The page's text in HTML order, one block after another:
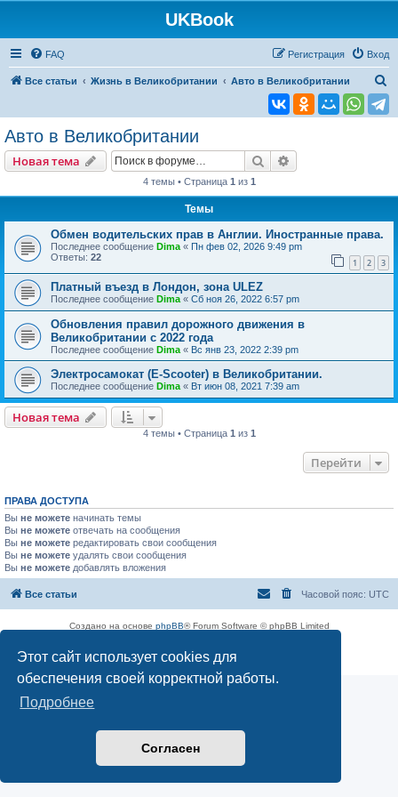
Этот сайт использует cookies для
обеспечения своей корректной работы.
Подробнее
Согласен
UKBook
FAQ Вход
Регистрация
Все статьи Жизнь в Великобритании Авто в Великобритании
Авто в Великобритании
Новая тема Поиск
4 темы • Страница 1 из 1
Темы
Обмен водительских прав в Англии. Иностранные права.
Последнее сообщение Dima « Пн фев 02, 2026 9:49 pm
Ответы: 22 1 2 3
Платный въезд в Лондон, зона ULEZ
Последнее сообщение Dima « Сб ноя 26, 2022 6:57 pm
Обновления правил дорожного движения в
Великобритании с 2022 года
Последнее сообщение Dima « Вс янв 23, 2022 2:39 pm
Электросамокат (E-Scooter) в Великобритании.
Последнее сообщение Dima « Вт июн 08, 2021 7:39 am
Новая тема
4 темы • Страница 1 из 1
Перейти
ПРАВА ДОСТУПА
Вы не можете начинать темы
Вы не можете отвечать на сообщения
Вы не можете редактировать свои сообщения
Вы не можете удалять свои сообщения
Вы не можете добавлять вложения
Все статьи Часовой пояс: UTC
Создано на основе phpBB® Forum Software © phpBB Limited
Конфиденциальность|Правила